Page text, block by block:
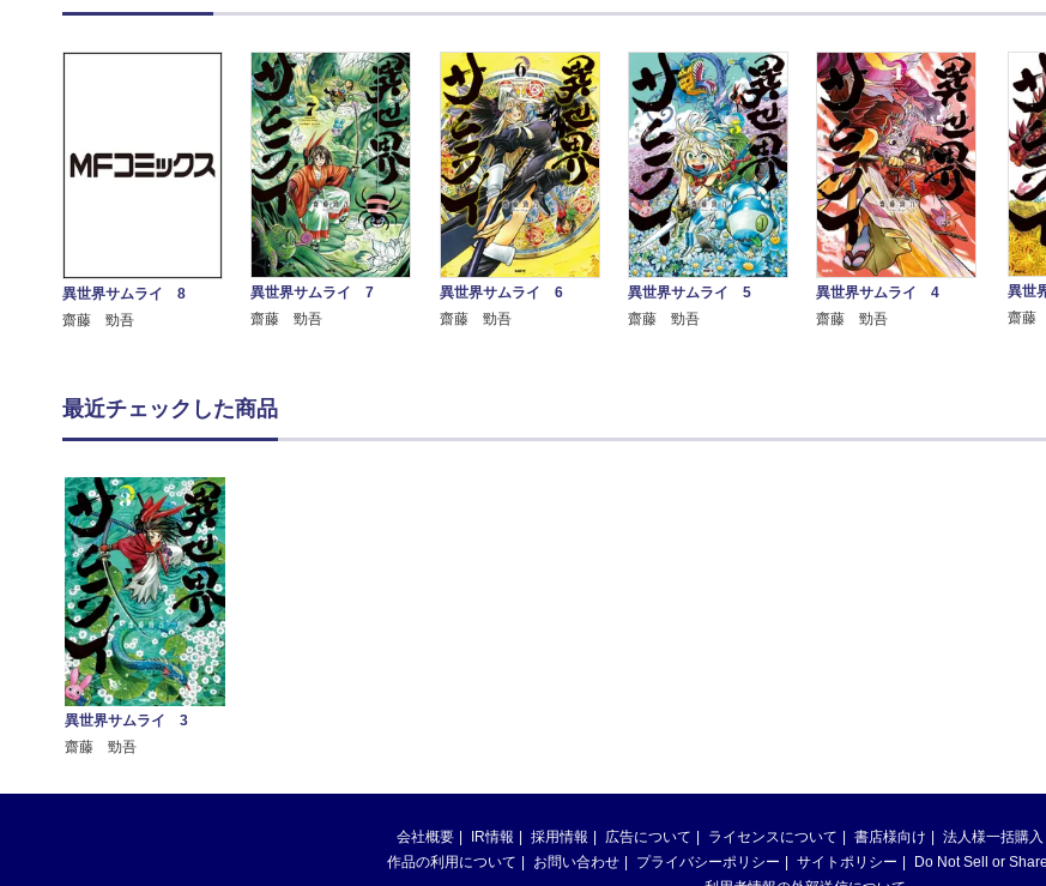
異世界サムライ 8
齋藤 勁吾
異世界サムライ 7
齋藤 勁吾
異世界サムライ 6
齋藤 勁吾
異世界サムライ 5
齋藤 勁吾
異世界サムライ 4
齋藤 勁吾
異世
齋藤
最近チェックした商品
異世界サムライ 3
齋藤 勁吾
会社概要 IR情報 採用情報 広告について ライセンスについて 書店様向け 法人様一括購入
作品の利用について
お問い合わせ プライバシーポリシー サイトポリシー
Do Not Sell or